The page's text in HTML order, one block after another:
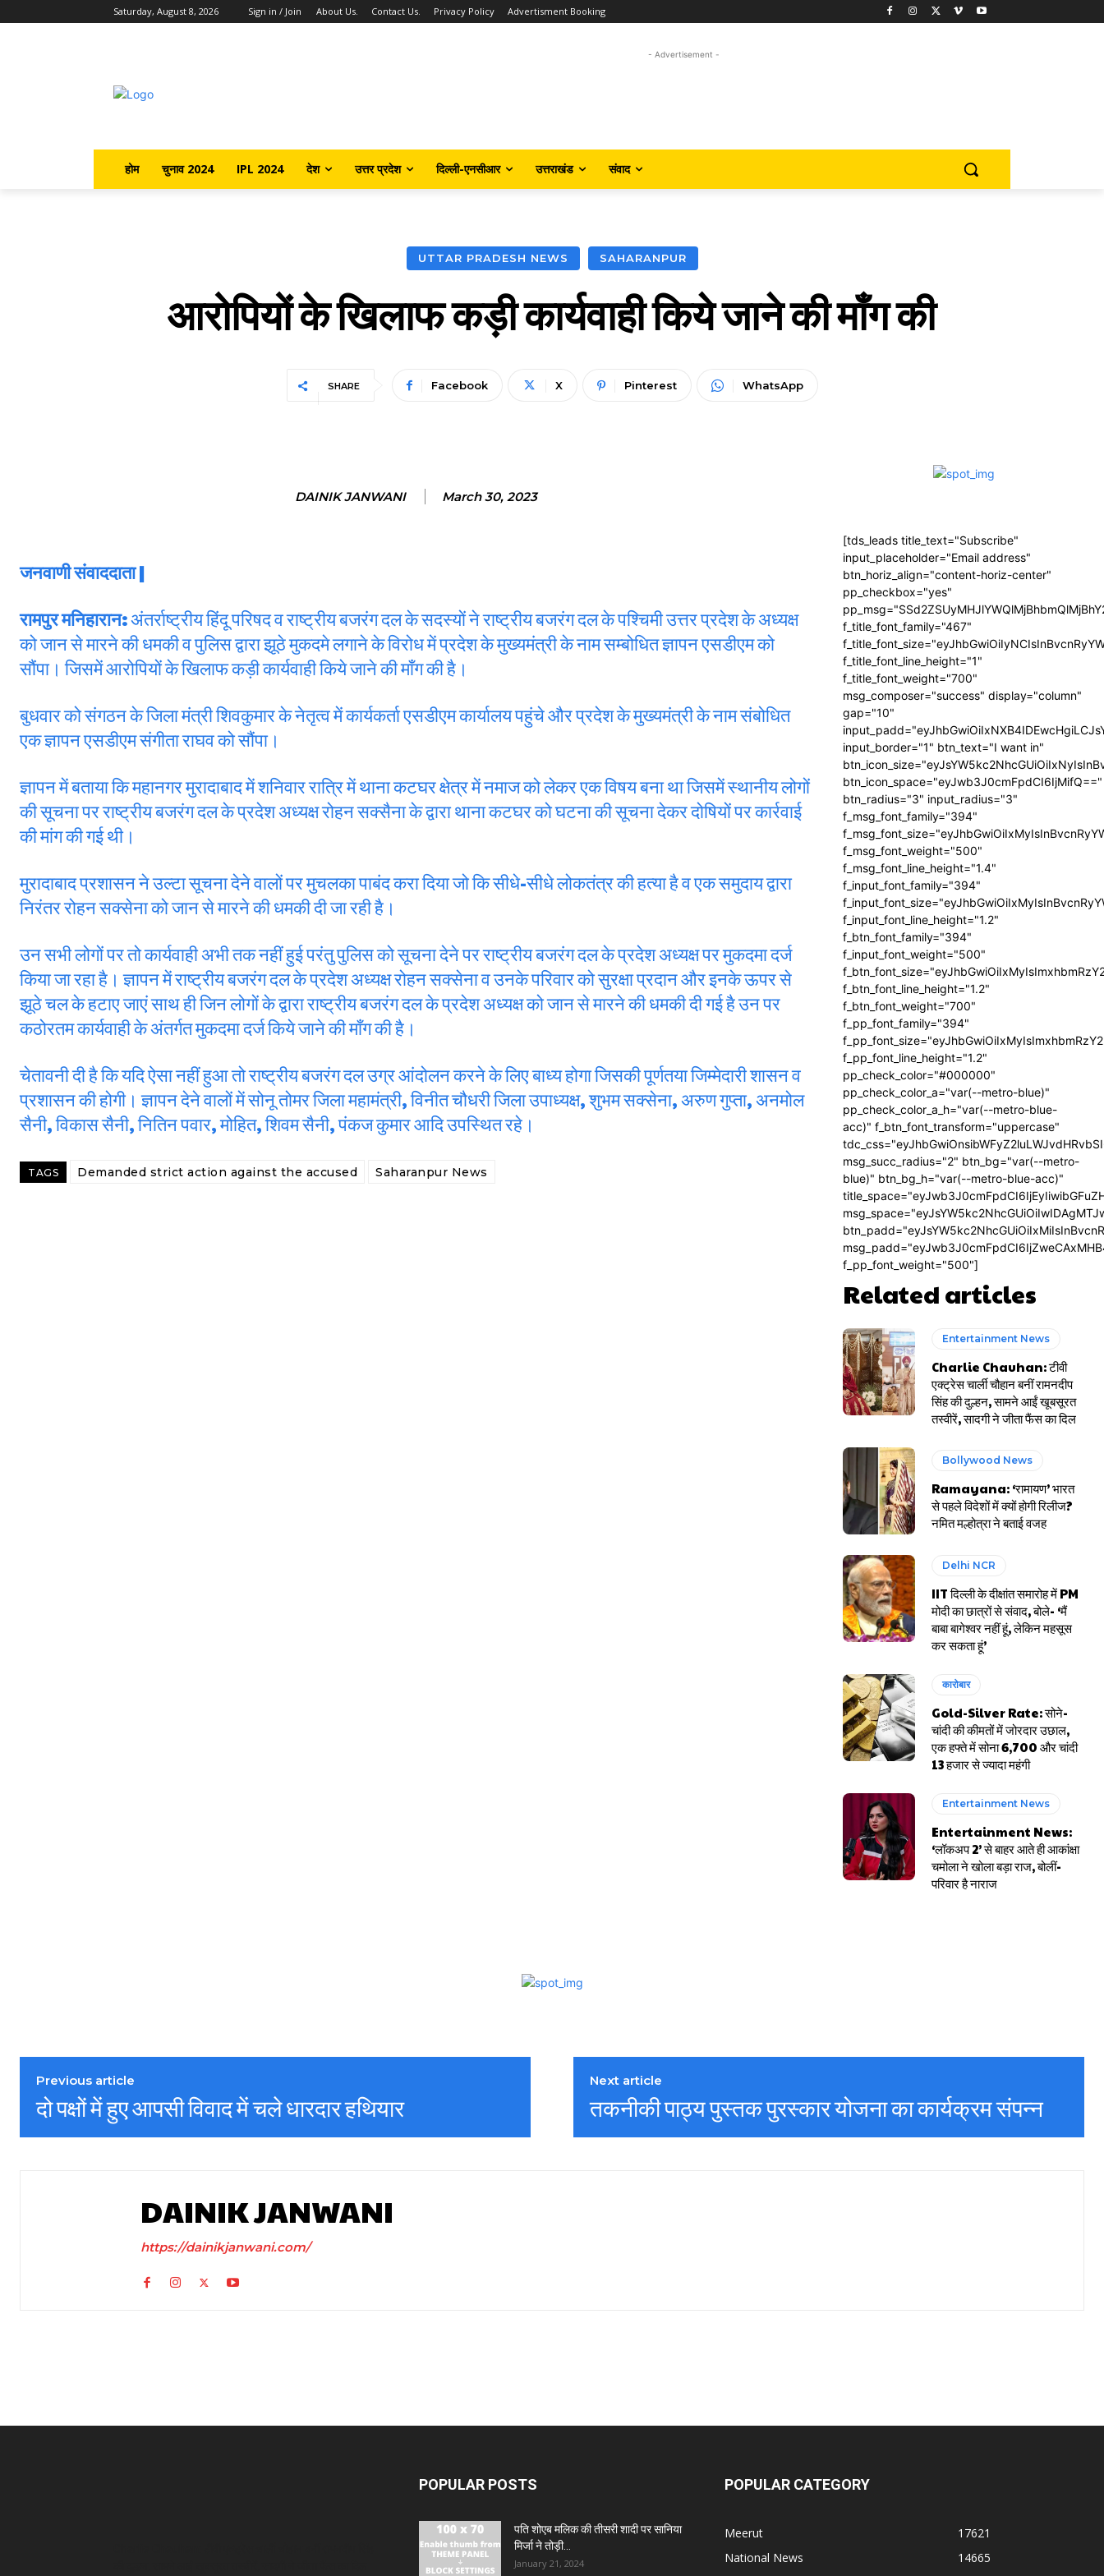
Saturday, August 8, 2026 Sign in / Join About Us. Contact Us. Privacy Policy Advertisment Booking
- Advertisement -
होम चुनाव 2024 IPL 2024 देश उत्तर प्रदेश दिल्ली-एनसीआर उत्तराखंड संवाद
UTTAR PRADESH NEWS SAHARANPUR
आरोपियों के खिलाफ कड़ी कार्यवाही किये जाने की माँग की
SHARE Facebook X Pinterest WhatsApp
DAINIK JANWANI March 30, 2023
जनवाणी संवाददाता |
रामपुर मनिहारान:अंतर्राष्ट्रीय हिंदू परिषद व राष्ट्रीय बजरंग दल के सदस्यों ने राष्ट्रीय बजरंग दल के पश्चिमी उत्तर प्रदेश के अध्यक्ष
को जान से मारने की धमकी व पुलिस द्वारा झूठे मुकदमे लगाने के विरोध में प्रदेश के मुख्यमंत्री के नाम सम्बोधित ज्ञापन एसडीएम को
सौंपा। जिसमें आरोपियों के खिलाफ कड़ी कार्यवाही किये जाने की माँग की है।
बुधवार को संगठन के जिला मंत्री शिवकुमार के नेतृत्व में कार्यकर्ता एसडीएम कार्यालय पहुंचे और प्रदेश के मुख्यमंत्री के नाम संबोधित
एक ज्ञापन एसडीएम संगीता राघव को सौंपा।
ज्ञापन में बताया कि महानगर मुरादाबाद में शनिवार रात्रि में थाना कटघर क्षेत्र में नमाज को लेकर एक विषय बना था जिसमें स्थानीय लोगों
की सूचना पर राष्ट्रीय बजरंग दल के प्रदेश अध्यक्ष रोहन सक्सैना के द्वारा थाना कटघर को घटना की सूचना देकर दोषियों पर कार्रवाई
की मांग की गई थी।
मुरादाबाद प्रशासन ने उल्टा सूचना देने वालों पर मुचलका पाबंद करा दिया जो कि सीधे-सीधे लोकतंत्र की हत्या है व एक समुदाय द्वारा
निरंतर रोहन सक्सेना को जान से मारने की धमकी दी जा रही है।
उन सभी लोगों पर तो कार्यवाही अभी तक नहीं हुई परंतु पुलिस को सूचना देने पर राष्ट्रीय बजरंग दल के प्रदेश अध्यक्ष पर मुकदमा दर्ज
किया जा रहा है। ज्ञापन में राष्ट्रीय बजरंग दल के प्रदेश अध्यक्ष रोहन सक्सेना व उनके परिवार को सुरक्षा प्रदान और इनके ऊपर से
झूठे चल के हटाए जाएं साथ ही जिन लोगों के द्वारा राष्ट्रीय बजरंग दल के प्रदेश अध्यक्ष को जान से मारने की धमकी दी गई है उन पर
कठोरतम कार्यवाही के अंतर्गत मुकदमा दर्ज किये जाने की माँग की है।
चेतावनी दी है कि यदि ऐसा नहीं हुआ तो राष्ट्रीय बजरंग दल उग्र आंदोलन करने के लिए बाध्य होगा जिसकी पूर्णतया जिम्मेदारी शासन व
प्रशासन की होगी। ज्ञापन देने वालों में सोनू तोमर जिला महामंत्री, विनीत चौधरी जिला उपाध्यक्ष, शुभम सक्सेना, अरुण गुप्ता, अनमोल
सैनी, विकास सैनी, नितिन पवार, मोहित, शिवम सैनी, पंकज कुमार आदि उपस्थित रहे।
TAGS Demanded strict action against the accused Saharanpur News
[tds_leads title_text="Subscribe"
input_placeholder="Email address"
btn_horiz_align="content-horiz-center"
pp_checkbox="yes"
f_title_font_family="467"
f_title_font_line_height="1"
f_title_font_weight="700"
msg_composer="success" display="column"
gap="10"
input_border="1" btn_text="I want in"
btn_icon_space="eyJwb3J0cmFpdCI6IjMifQ=="
btn_radius="3" input_radius="3"
f_msg_font_family="394"
f_msg_font_weight="500"
f_msg_font_line_height="1.4"
f_input_font_family="394"
f_input_font_line_height="1.2"
f_btn_font_family="394"
f_input_font_weight="500"
f_btn_font_line_height="1.2"
f_btn_font_weight="700"
f_pp_font_family="394"
f_pp_font_line_height="1.2"
pp_check_color="#000000"
pp_check_color_a="var(--metro-blue)"
pp_check_color_a_h="var(--metro-blue-
acc)" f_btn_font_transform="uppercase"
msg_succ_radius="2" btn_bg="var(--metro-
blue)" btn_bg_h="var(--metro-blue-acc)"
f_pp_font_weight="500"]
Related articles
Entertainment News
Charlie Chauhan: टीवी
एक्ट्रेस चार्ली चौहान बनीं रामनदीप
सिंह की दुल्हन, सामने आईं खूबसूरत
तस्वीरें, सादगी ने जीता फैंस का दिल
Bollywood News
Ramayana: ‘रामायण’ भारत
से पहले विदेशों में क्यों होगी रिलीज?
नमित मल्होत्रा ने बताई वजह
Delhi NCR
IIT दिल्ली के दीक्षांत समारोह में PM
मोदी का छात्रों से संवाद, बोले- ‘मैं
बाबा बागेश्वर नहीं हूं, लेकिन महसूस
कर सकता हूं’
कारोबार
Gold-Silver Rate: सोने-
चांदी की कीमतों में जोरदार उछाल,
एक हफ्ते में सोना ₹6,700 और चांदी
₹13 हजार से ज्यादा महंगी
Entertainment News
Entertainment News:
‘लॉकअप 2’ से बाहर आते ही आकांक्षा
चमोला ने खोला बड़ा राज, बोलीं-
परिवार है नाराज
Previous article
दो पक्षों में हुए आपसी विवाद में चले धारदार हथियार
Next article
तकनीकी पाठ्य पुस्तक पुरस्कार योजना का कार्यक्रम संपन्न
DAINIK JANWANI
https://dainikjanwani.com/
POPULAR POSTS
पति शोएब मलिक की तीसरी शादी पर सानिया
मिर्जा ने तोड़ी...
January 21, 2024
POPULAR CATEGORY
Meerut
17621
National News
14665